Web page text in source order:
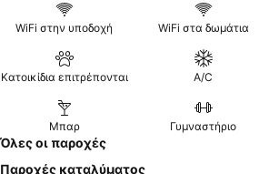
WiFi στην υποδοχή WiFi στα δωμάτια
Κατοικίδια επιτρέπονται A/C
Μπαρ Γυμναστήριο
Όλες οι παροχές
Παροχές καταλύματος